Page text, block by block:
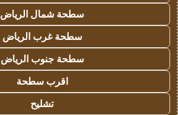
سطحة شمال الرياض
سطحة غرب الرياض
سطحة جنوب الرياض
اقرب سطحة
تشليح